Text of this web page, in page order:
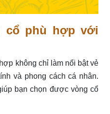
cổ phù hợp với
không chỉ làm nổi bật vẻ
và phong cách cá nhân.
bạn chọn được vòng cổ